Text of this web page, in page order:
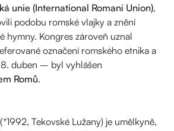
unie (International Romani Union),
podobu romské vlajky a znění
hymny. Kongres zároveň uznal
označení romského etnika a
duben – byl vyhlášen
Romů.
(*1992, Tekovské Lužany) je umělkyně,